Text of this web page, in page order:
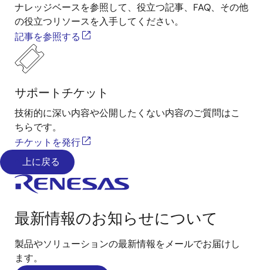
ナレッジベースを参照して、役立つ記事、FAQ、その他
の役立つリソースを入手してください。
記事を参照する
サポートチケット
技術的に深い内容や公開したくない内容のご質問はこ
ちらです。
チケットを発行
上に戻る
最新情報のお知らせについて
製品やソリューションの最新情報をメールでお届けし
ます。